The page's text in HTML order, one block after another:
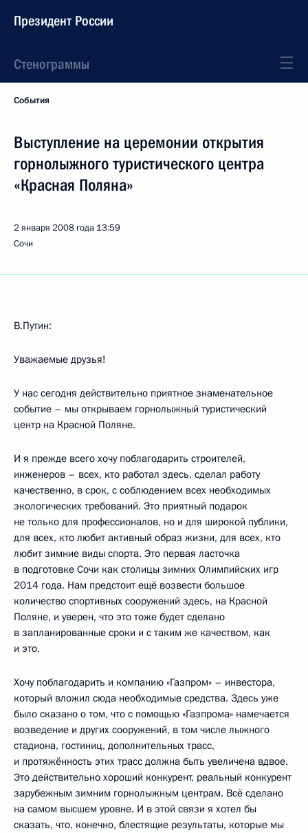
Президент России
Стенограммы
События
Выступление на церемонии открытия
горнолыжного туристического центра
«Красная Поляна»
2 января 2008 года 13:59
Сочи
В.Путин:
Уважаемые друзья!
У нас сегодня действительно приятное знаменательное
событие – мы открываем горнолыжный туристический
центр на Красной Поляне.
И я прежде всего хочу поблагодарить строителей,
инженеров – всех, кто работал здесь, сделал работу
качественно, в срок, с соблюдением всех необходимых
экологических требований. Это приятный подарок
не только для профессионалов, но и для широкой публики,
для всех, кто любит активный образ жизни, для всех, кто
любит зимние виды спорта. Это первая ласточка
в подготовке Сочи как столицы зимних Олимпийских игр
2014 года. Нам предстоит ещё возвести большое
количество спортивных сооружений здесь, на Красной
Поляне, и уверен, что это тоже будет сделано
в запланированные сроки и с таким же качеством, как
и это.
Хочу поблагодарить и компанию «Газпром» – инвестора,
который вложил сюда необходимые средства. Здесь уже
было сказано о том, что с помощью «Газпрома» намечается
возведение и других сооружений, в том числе лыжного
стадиона, гостиниц, дополнительных трасс,
и протяжённость этих трасс должна быть увеличена вдвое.
Это действительно хороший конкурент, реальный конкурент
зарубежным зимним горнолыжным центрам. Всё сделано
на самом высшем уровне. И в этой связи я хотел бы
сказать, что, конечно, блестящие результаты, которые мы